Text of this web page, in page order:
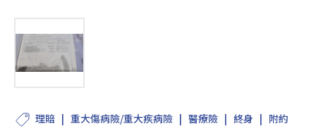
理賠 重大傷病險/重大疾病險 醫療險 終身
附約